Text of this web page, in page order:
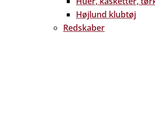
Højlund klubtøj
Redskaber